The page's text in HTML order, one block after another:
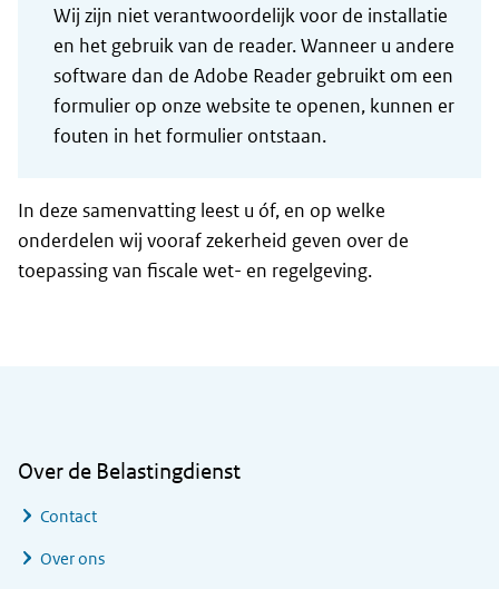
Wij zijn niet verantwoordelijk voor de installatie
en het gebruik van de reader. Wanneer u andere
software dan de Adobe Reader gebruikt om een
formulier op onze website te openen, kunnen er
fouten in het formulier ontstaan.
In deze samenvatting leest u óf, en op welke
onderdelen wij vooraf zekerheid geven over de
toepassing van fiscale wet- en regelgeving.
Over de Belastingdienst
Contact
Over ons